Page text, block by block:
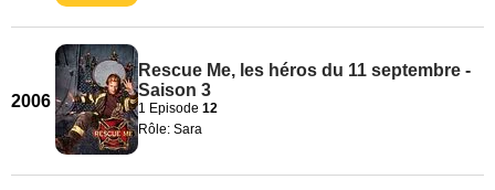
2006
Rescue Me, les héros du 11 septembre -
Saison 3
1 Episode 12
Rôle: Sara